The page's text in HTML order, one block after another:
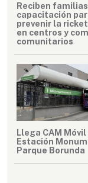
Reciben familias
capacitación
prevenir la
en centros y
comunitarios
Llega CAM Móvil
Estación
Parque Borunda